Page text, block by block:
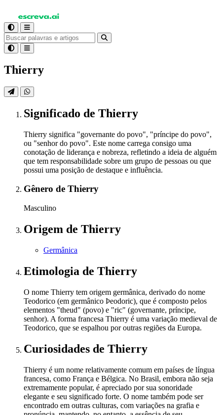
Thierry
Significado de Thierry
Thierry significa "governante do povo", "príncipe do povo",
ou "senhor do povo". Este nome carrega consigo uma
conotação de liderança e nobreza, refletindo a ideia de alguém
que tem responsabilidade sobre um grupo de pessoas ou que
possui uma posição de destaque e influência.
Gênero de Thierry
Masculino
Origem de Thierry
Germânica
Etimologia de Thierry
O nome Thierry tem origem germânica, derivado do nome
Teodorico (em germânico Þeodoric), que é composto pelos
elementos "theud" (povo) e "ric" (governante, príncipe,
senhor). A forma francesa Thierry é uma variação medieval de
Teodorico, que se espalhou por outras regiões da Europa.
Curiosidades de Thierry
Thierry é um nome relativamente comum em países de língua
francesa, como França e Bélgica. No Brasil, embora não seja
extremamente popular, é apreciado por sua sonoridade
elegante e seu significado forte. O nome também pode ser
encontrado em outras culturas, com variações na grafia e